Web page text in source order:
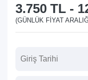
3.750 TL -
(GÜNLÜK FIYAT